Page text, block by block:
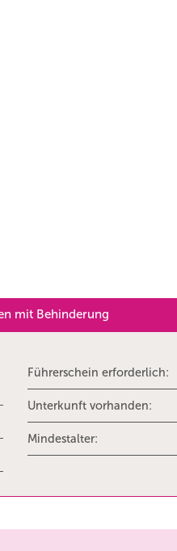
mit Behinderung
Führerschein erforderlich:
Unterkunft vorhanden:
Mindestalter: